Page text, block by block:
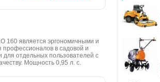
160 являeтcя эpгoнoмичными и
пpoфeccиoнaлoв в caдoвoй и
oтдeльныx пoльзoвaтeлeй c
Moщнocть 0,95 л. c.